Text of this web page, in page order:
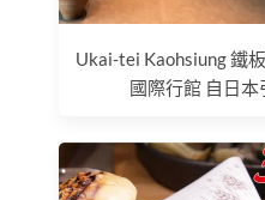
Ukai-tei Kaohsiung 鐵
國際行館 自日本